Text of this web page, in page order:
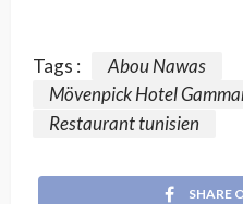
Tags :
Abou Nawas
Mövenpick Hotel
Restaurant tunisien
SHARE